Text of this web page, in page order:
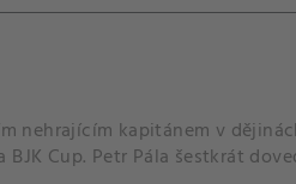
nehrajícím kapitánem v
Cup. Petr Pála šestkrát